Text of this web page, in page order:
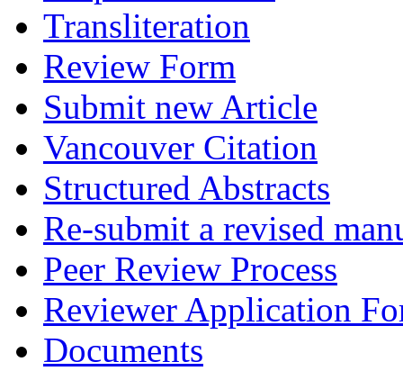
Transliteration
Review Form
Submit new Article
Vancouver Citation
Structured Abstracts
Re-submit a revised
Peer Review Process
Reviewer Application
Documents